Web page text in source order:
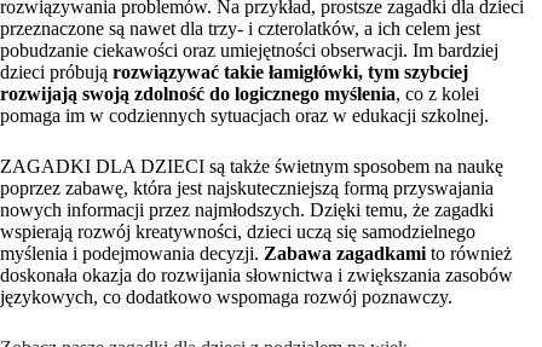
rozwiązywania problemów. Na przykład, prostsze zagadki dla dzieci
przeznaczone są nawet dla trzy- i czterolatków, a ich celem jest
pobudzanie ciekawości oraz umiejętności obserwacji. Im bardziej
dzieci próbują rozwiązywać takie łamigłówki, tym szybciej
rozwijają swoją zdolność do logicznego myślenia, co z kolei
pomaga im w codziennych sytuacjach oraz w edukacji szkolnej.
ZAGADKI DLA DZIECI są także świetnym sposobem na naukę
poprzez zabawę, która jest najskuteczniejszą formą przyswajania
nowych informacji przez najmłodszych. Dzięki temu, że zagadki
wspierają rozwój kreatywności, dzieci uczą się samodzielnego
myślenia i podejmowania decyzji. Zabawa zagadkami to również
doskonała okazja do rozwijania słownictwa i zwiększania zasobów
językowych, co dodatkowo wspomaga rozwój poznawczy.